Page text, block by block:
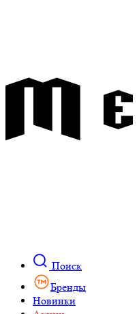
Поиск
Бренды
Новинки